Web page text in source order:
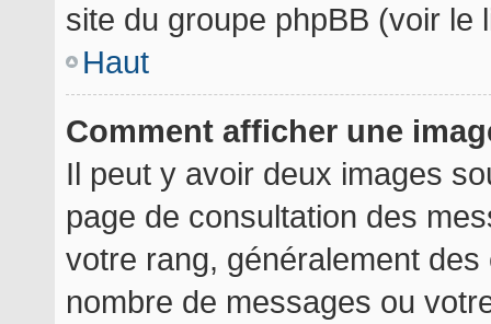
site du groupe phpBB (voir le
Haut
Comment afficher une
Il peut y avoir deux images
page de consultation des
votre rang, généralement
nombre de messages ou